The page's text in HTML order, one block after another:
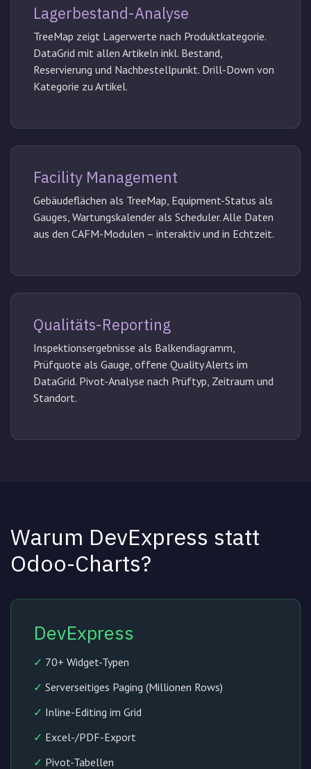
Lagerbestand-Analyse
TreeMap zeigt Lagerwerte nach Produktkategorie.
DataGrid mit allen Artikeln inkl. Bestand,
Reservierung und Nachbestellpunkt. Drill-Down von
Kategorie zu Artikel.
Facility Management
Gebäudeflächen als TreeMap, Equipment-Status als
Gauges, Wartungskalender als Scheduler. Alle Daten
aus den CAFM-Modulen – interaktiv und in Echtzeit.
Qualitäts-Reporting
Inspektionsergebnisse als Balkendiagramm,
Prüfquote als Gauge, offene Quality Alerts im
DataGrid. Pivot-Analyse nach Prüftyp, Zeitraum und
Standort.
Warum DevExpress statt
Odoo-Charts?
DevExpress
✓ 70+ Widget-Typen
✓ Serverseitiges Paging (Millionen Rows)
✓ Inline-Editing im Grid
✓ Excel-/PDF-Export
✓ Pivot-Tabellen